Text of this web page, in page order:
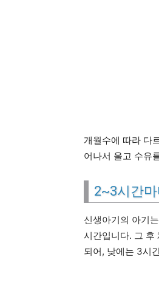
개월수에 따라 다
어나서 울고 수유
2~3시간
신생아기의 아기
시간입니다. 그 후
되어, 낮에는 3시